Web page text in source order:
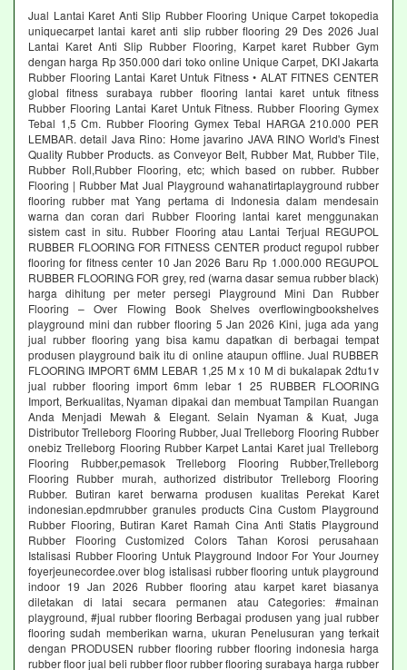
Jual Lantai Karet Anti Slip Rubber Flooring Unique Carpet tokopedia
uniquecarpet lantai karet anti slip rubber flooring 29 Des 2026 Jual
Lantai Karet Anti Slip Rubber Flooring, Karpet karet Rubber Gym
dengan harga Rp 350.000 dari toko online Unique Carpet, DKI Jakarta
Rubber Flooring Lantai Karet Untuk Fitness • ALAT FITNES CENTER
global fitness surabaya rubber flooring lantai karet untuk fitness
Rubber Flooring Lantai Karet Untuk Fitness. Rubber Flooring Gymex
Tebal 1,5 Cm. Rubber Flooring Gymex Tebal HARGA 210.000 PER
LEMBAR. detail Java Rino: Home javarino JAVA RINO World's Finest
Quality Rubber Products. as Conveyor Belt, Rubber Mat, Rubber Tile,
Rubber Roll,Rubber Flooring, etc; which based on rubber. Rubber
Flooring | Rubber Mat Jual Playground wahanatirtaplayground rubber
flooring rubber mat Yang pertama di Indonesia dalam mendesain
warna dan coran dari Rubber Flooring lantai karet menggunakan
sistem cast in situ. Rubber Flooring atau Lantai Terjual REGUPOL
RUBBER FLOORING FOR FITNESS CENTER product regupol rubber
flooring for fitness center 10 Jan 2026 Baru Rp 1.000.000 REGUPOL
RUBBER FLOORING FOR grey, red (warna dasar semua rubber black)
harga dihitung per meter persegi Playground Mini Dan Rubber
Flooring – Over Flowing Book Shelves overflowingbookshelves
playground mini dan rubber flooring 5 Jan 2026 Kini, juga ada yang
jual rubber flooring yang bisa kamu dapatkan di berbagai tempat
produsen playground baik itu di online ataupun offline. Jual RUBBER
FLOORING IMPORT 6MM LEBAR 1,25 M x 10 M di bukalapak 2dtu1v
jual rubber flooring import 6mm lebar 1 25 RUBBER FLOORING
Import, Berkualitas, Nyaman dipakai dan membuat Tampilan Ruangan
Anda Menjadi Mewah & Elegant. Selain Nyaman & Kuat, Juga
Distributor Trelleborg Flooring Rubber, Jual Trelleborg Flooring Rubber
onebiz Trelleborg Flooring Rubber Karpet Lantai Karet jual Trelleborg
Flooring Rubber,pemasok Trelleborg Flooring Rubber,Trelleborg
Flooring Rubber murah, authorized distributor Trelleborg Flooring
Rubber. Butiran karet berwarna produsen kualitas Perekat Karet
indonesian.epdmrubber granules products Cina Custom Playground
Rubber Flooring, Butiran Karet Ramah Cina Anti Statis Playground
Rubber Flooring Customized Colors Tahan Korosi perusahaan
Istalisasi Rubber Flooring Untuk Playground Indoor For Your Journey
foyerjeunecordee.over blog istalisasi rubber flooring untuk playground
indoor 19 Jan 2026 Rubber flooring atau karpet karet biasanya
diletakan di latai secara permanen atau Categories: #mainan
playground, #jual rubber flooring Berbagai produsen yang jual rubber
flooring sudah memberikan warna, ukuran Penelusuran yang terkait
dengan PRODUSEN rubber flooring rubber flooring indonesia harga
rubber floor jual beli rubber floor rubber flooring surabaya harga rubber